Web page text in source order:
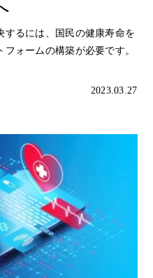
するには、国民の健康寿命を
ォームの構築が必要です。
2023.03.27